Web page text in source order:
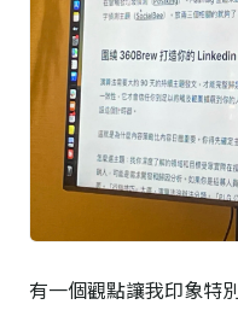
有一個觀點讓我印象特